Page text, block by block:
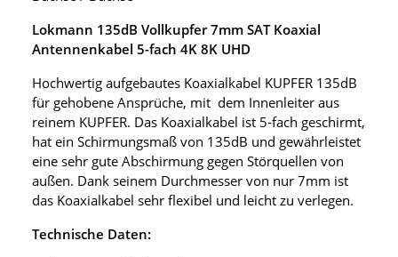
Lokmann 135dB Vollkupfer 7mm SAT Koaxial
Antennenkabel 5-fach 4K 8K UHD
Hochwertig aufgebautes Koaxialkabel KUPFER 135dB
für gehobene Ansprüche, mit dem Innenleiter aus
reinem KUPFER. Das Koaxialkabel ist 5-fach geschirmt,
hat ein Schirmungsmaß von 135dB und gewährleistet
eine sehr gute Abschirmung gegen Störquellen von
außen. Dank seinem Durchmesser von nur 7mm ist
das Koaxialkabel sehr flexibel und leicht zu verlegen.
Technische Daten: